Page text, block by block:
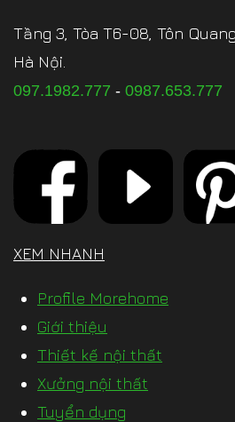
Tầng 3, Tòa T6-08, Tôn
Hà Nội.
097.1982.777 - 0987.653.777
XEM NHANH
Profile Morehome
Giới thiệu
Thiết kế nội thất
Xưởng nội thất
Tuyển dụng